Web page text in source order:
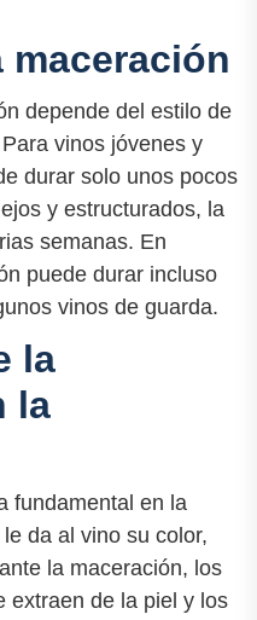
maceración
depende del estilo de
vinos jóvenes y
durar solo unos pocos
y estructurados, la
semanas. En
puede durar incluso
vinos de guarda.
la
la
fundamental en la
da al vino su color,
la maceración, los
extraen de la piel y los